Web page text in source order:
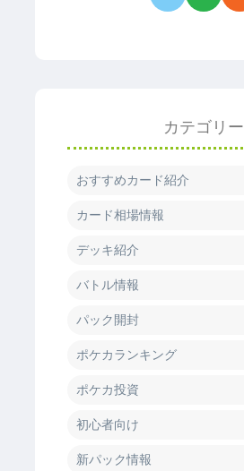
カテゴリー
おすすめカード紹介
カード相場情報
デッキ紹介
バトル情報
パック開封
ポケカランキング
ポケカ投資
初心者向け
新パック情報